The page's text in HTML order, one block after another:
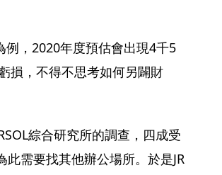
例，2020年度預估會出現4千5
損，不得不思考如何另闢財
綜合研究所的調查，四成受
需要找其他辦公場所。於是JR